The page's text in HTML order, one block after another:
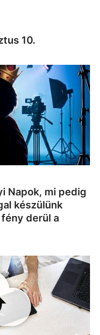
10.
Napok, mi pedig
készülünk
derül a